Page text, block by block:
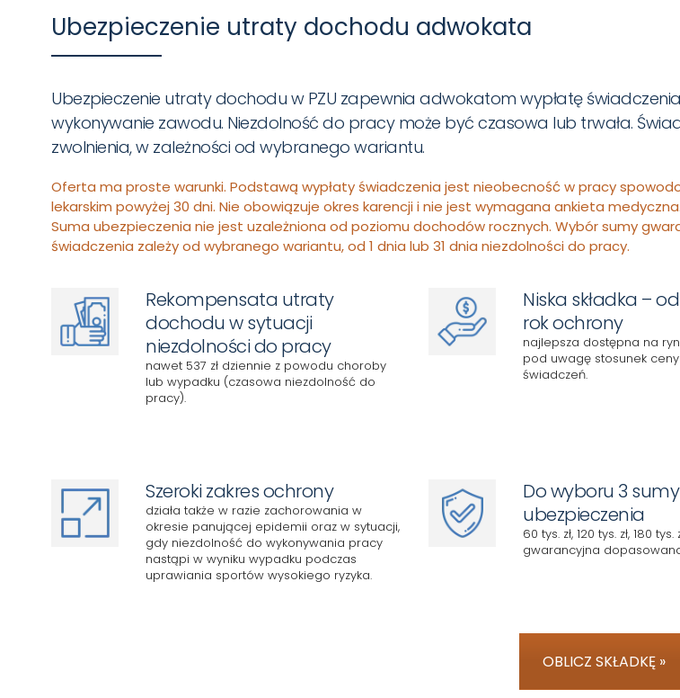
Ubezpieczenie utraty dochodu adwokata
Ubezpieczenie utraty dochodu w PZU zapewnia adwokatom wypłatę
wykonywanie zawodu. Niezdolność do pracy może być czasowa lub trwała.
zwolnienia, w zależności od wybranego wariantu.
Oferta ma proste warunki. Podstawą wypłaty świadczenia jest nieobecność w pracy
lekarskim powyżej 30 dni. Nie obowiązuje okres karencji i nie jest wymagana ankieta
Suma ubezpieczenia nie jest uzależniona od poziomu dochodów rocznych. Wybór sumy
świadczenia zależy od wybranego wariantu, od 1 dnia lub 31 dnia niezdolności do pracy.
Rekompensata utraty
dochodu w sytuacji
niezdolności do pracy
nawet 537 zł dziennie z powodu choroby
lub wypadku (czasowa niezdolność do
pracy).
Niska składka – od
rok ochrony
najlepsza dostępna na
pod uwagę stosunek
świadczeń.
Szeroki zakres ochrony
działa także w razie zachorowania w
okresie panującej epidemii oraz w sytuacji,
gdy niezdolność do wykonywania pracy
nastąpi w wyniku wypadku podczas
uprawiania sportów wysokiego ryzyka.
Do wyboru 3 sumy
ubezpieczenia
60 tys. zł, 120 tys. zł, 180 tys.
gwarancyjna
OBLICZ SKŁADKĘ »